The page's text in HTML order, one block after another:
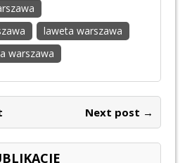
laweta warszawa
warszawa
Next post →